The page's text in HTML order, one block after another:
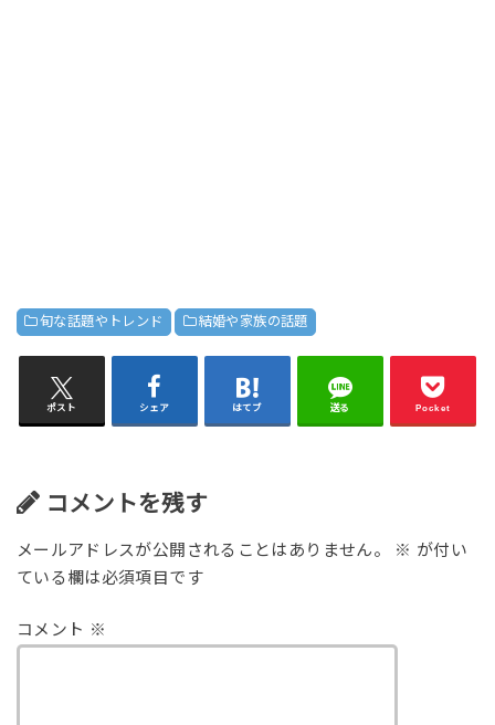
旬な話題やトレンド 結婚や家族の話題
ポスト シェア はてブ 送る Pocket
コメントを残す
メールアドレスが公開されることはありません。 ※ が付い
ている欄は必須項目です
コメント ※